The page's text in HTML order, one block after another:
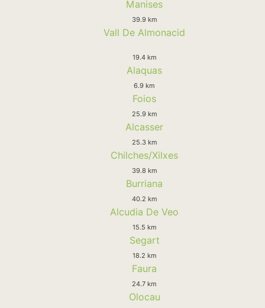
Manises
39.9 km
Vall De Almonacid
19.4 km
Alaquas
6.9 km
Foios
25.9 km
Alcasser
25.3 km
Chilches/Xilxes
39.8 km
Burriana
40.2 km
Alcudia De Veo
15.5 km
Segart
18.2 km
Faura
24.7 km
Olocau